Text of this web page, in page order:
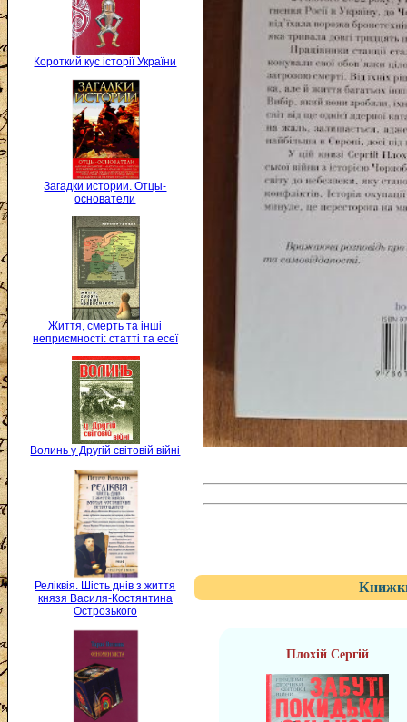
Короткий кус історії України
Загадки истории. Отцы-
основатели
Життя, смерть та інші
неприємності: статті та есеї
Волинь у Другій світовій війні
Реліквія. Шість днів з життя
князя Василя-Костянтина
Острозького
Плохій Сергій